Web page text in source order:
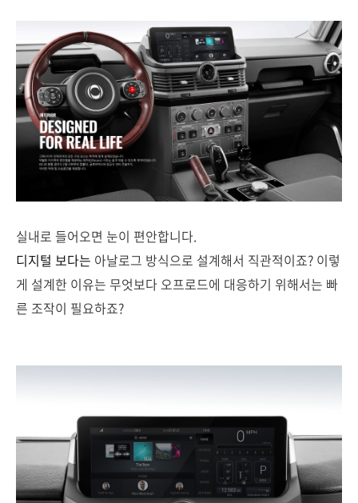
실내로 들어오면 눈이 편안합니다.
디지털 보다는 아날로그 방식으로 설계해서 직관적이죠? 이렇
게 설계한 이유는 무엇보다 오프로드에 대응하기 위해서는 빠
른 조작이 필요하죠?